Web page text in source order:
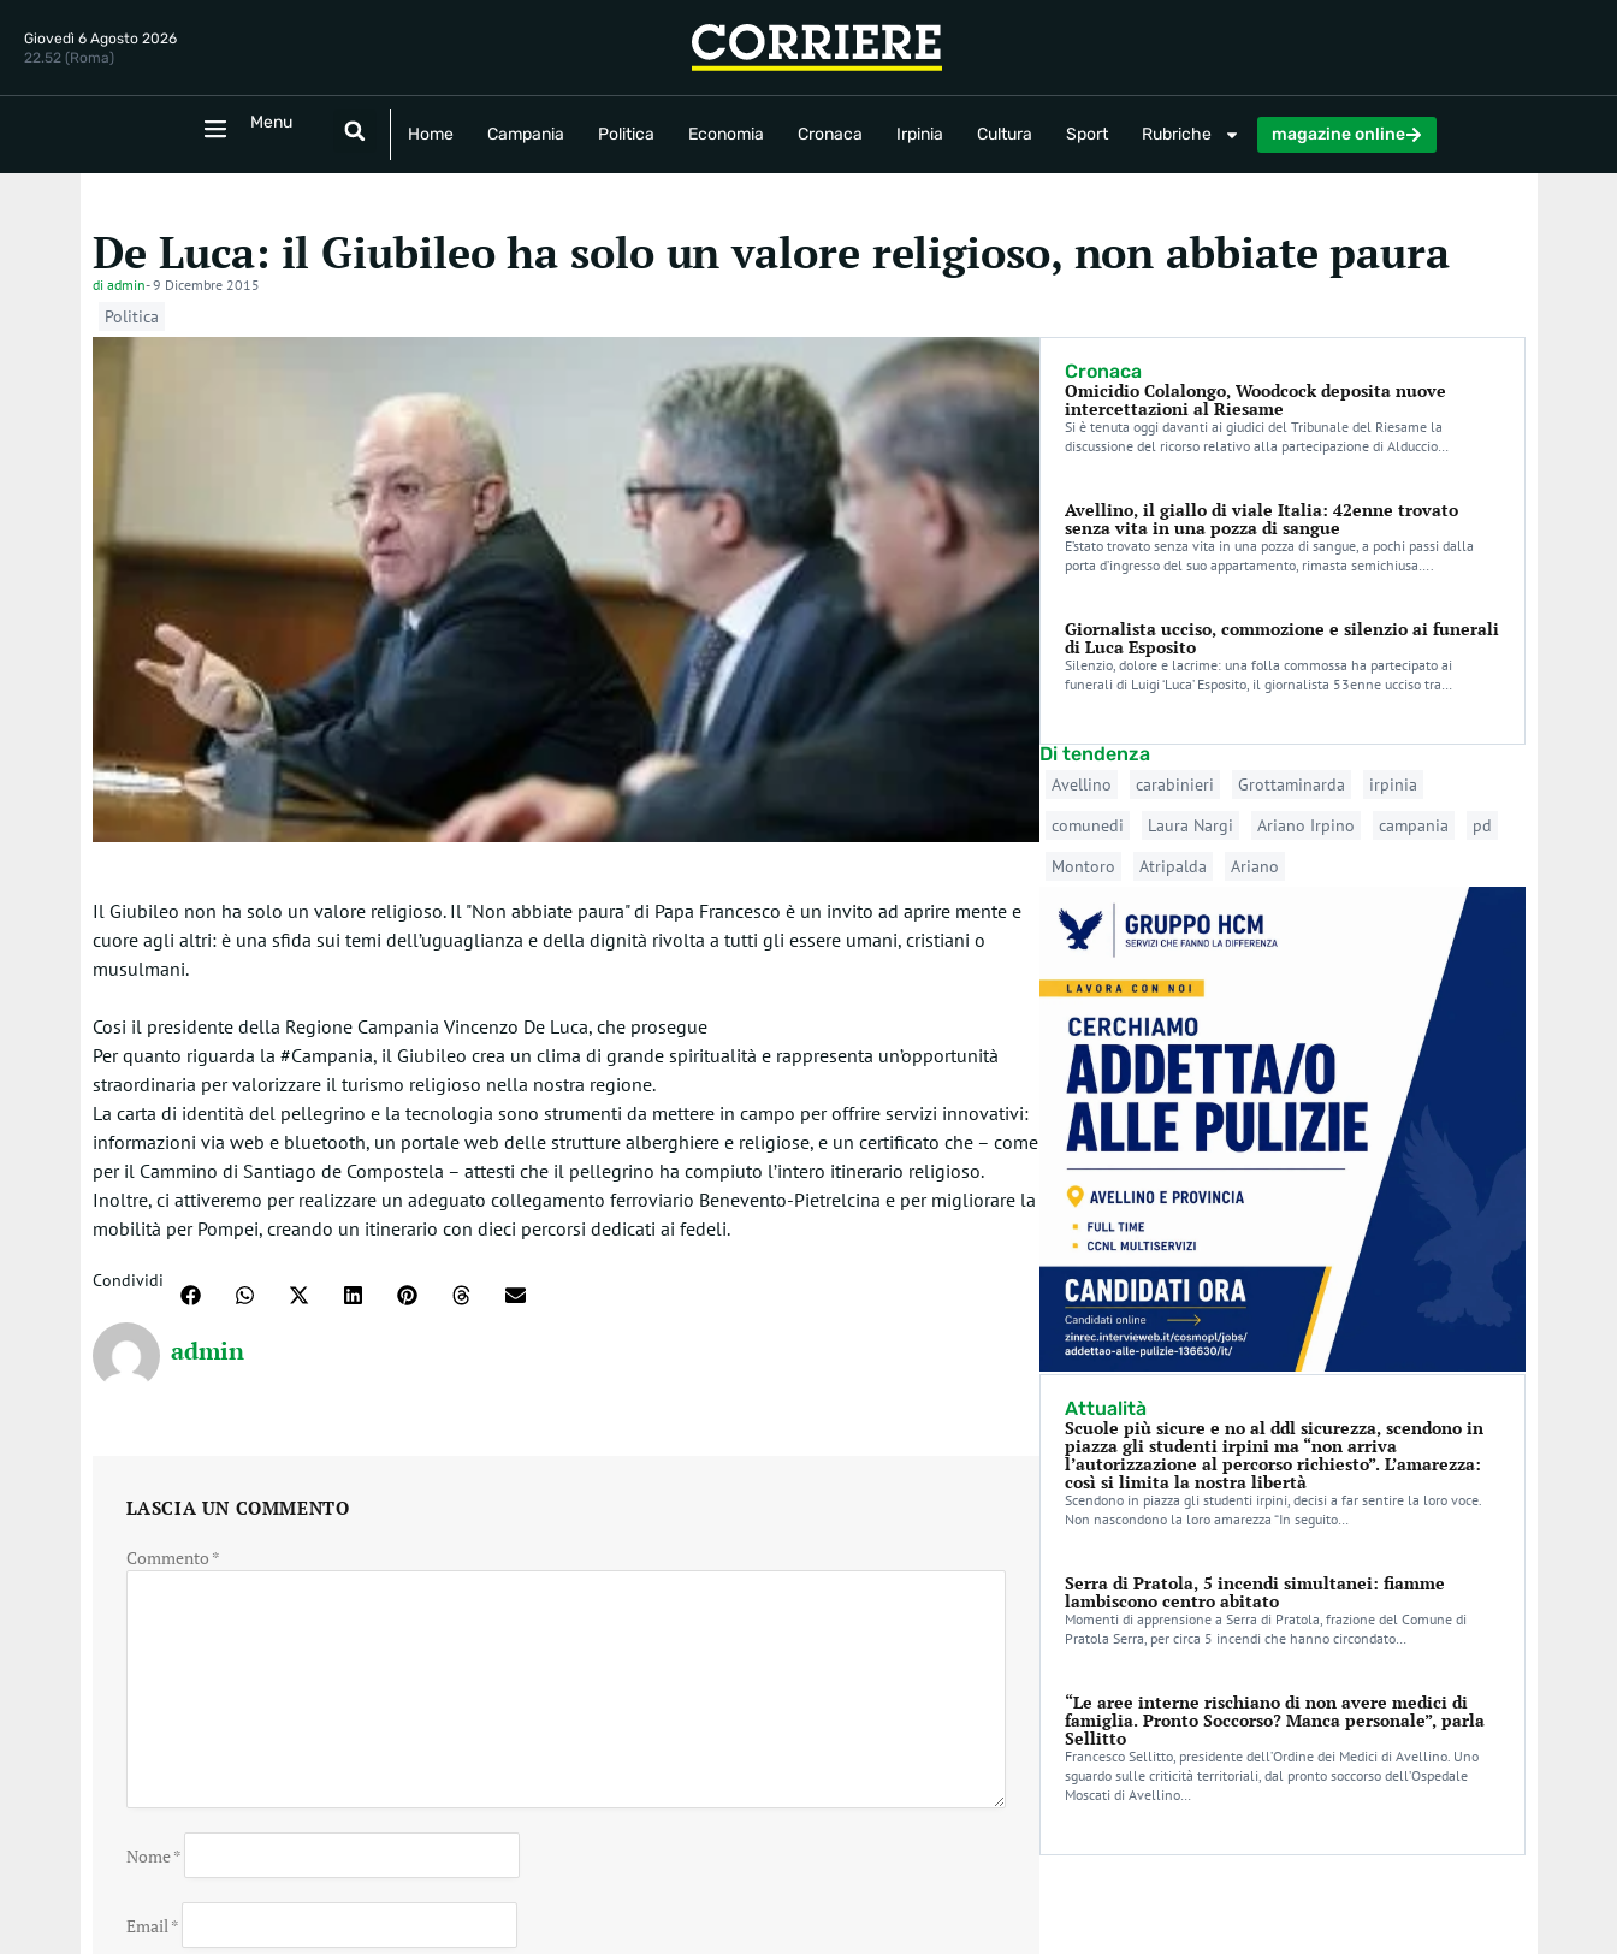
Giovedì 6 Agosto 2026
22.52 (Roma)
Menu
Home Campania Politica Economia Cronaca Irpinia Cultura Sport Rubriche magazine online
Home Campania Politica Economia Cronaca Irpinia Sport Rubriche
De Luca: il Giubileo ha solo un valore religioso, non abbiate paura
di admin-9 Dicembre 2015
Politica
Il ‪Giubileo‬ non ha solo un valore religioso. Il "Non abbiate paura" di Papa Francesco è un invito ad aprire mente e
cuore agli altri: è una sfida sui temi dell’uguaglianza e della dignità rivolta a tutti gli essere umani, cristiani o
musulmani.
Cosi il presidente della Regione Campania Vincenzo De Luca, che prosegue
Per quanto riguarda la ‪#‎Campania‬, il Giubileo crea un clima di grande spiritualità e rappresenta un’opportunità
straordinaria per valorizzare il turismo religioso nella nostra regione.
La carta di identità del pellegrino e la tecnologia sono strumenti da mettere in campo per offrire servizi innovativi:
informazioni via web e bluetooth, un portale web delle strutture alberghiere e religiose, e un certificato che – come
per il Cammino di Santiago de Compostela – attesti che il pellegrino ha compiuto l’intero itinerario religioso.
Inoltre, ci attiveremo per realizzare un adeguato collegamento ferroviario Benevento-Pietrelcina e per migliorare la
mobilità per Pompei, creando un itinerario con dieci percorsi dedicati ai fedeli.
Condividi
admin
LASCIA UN COMMENTO
Commento *
Nome*
Email *
Cronaca
Omicidio Colalongo, Woodcock deposita nuove
intercettazioni al Riesame
Si è tenuta oggi davanti ai giudici del Tribunale del Riesame la
discussione del ricorso relativo alla partecipazione di Alduccio…
Avellino, il giallo di viale Italia: 42enne trovato
senza vita in una pozza di sangue
E’stato trovato senza vita in una pozza di sangue, a pochi passi dalla
porta d’ingresso del suo appartamento, rimasta semichiusa….
Giornalista ucciso, commozione e silenzio ai funerali
di Luca Esposito
Silenzio, dolore e lacrime: una folla commossa ha partecipato ai
funerali di Luigi ‘Luca’ Esposito, il giornalista 53enne ucciso tra…
Di tendenza
Avellino carabinieri Grottaminarda
irpinia
comunedi
Laura Nargi Ariano Irpino campania
pd
Montoro
Atripalda Ariano
Attualità
Scuole più sicure e no al ddl sicurezza, scendono in
piazza gli studenti irpini ma “non arriva
l’autorizzazione al percorso richiesto”. L’amarezza:
così si limita la nostra libertà
Scendono in piazza gli studenti irpini, decisi a far sentire la loro voce.
Non nascondono la loro amarezza “In seguito…
Serra di Pratola, 5 incendi simultanei: fiamme
lambiscono centro abitato
Momenti di apprensione a Serra di Pratola, frazione del Comune di
Pratola Serra, per circa 5 incendi che hanno circondato…
“Le aree interne rischiano di non avere medici di
famiglia. Pronto Soccorso? Manca personale”, parla
Sellitto
Francesco Sellitto, presidente dell’Ordine dei Medici di Avellino. Uno
sguardo sulle criticità territoriali, dal pronto soccorso dell’Ospedale
Moscati di Avellino…